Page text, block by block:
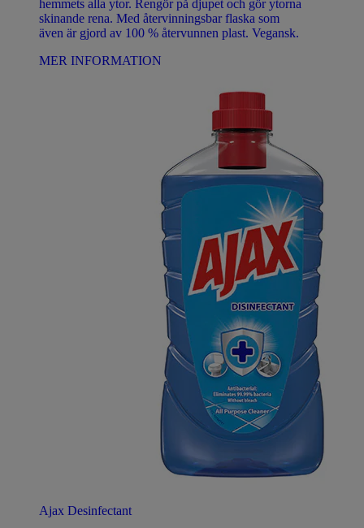
hemmets alla ytor. Rengör på djupet och gör ytorna
skinande rena. Med återvinningsbar flaska som
även är gjord av 100 % återvunnen plast. Vegansk.
MER INFORMATION
Ajax Desinfectant